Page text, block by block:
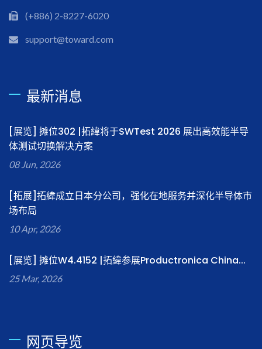
(+886) 2-8227-6020
support@toward.com
最新消息
[展览] 摊位302 |拓緯将于SWTest 2026 展出高效能半导
体测试切换解决方案
08 Jun, 2026
[拓展]拓緯成立日本分公司，强化在地服务并深化半导体市
场布局
10 Apr, 2026
[展览] 摊位W4.4152 |拓緯参展Productronica China...
25 Mar, 2026
网页导览